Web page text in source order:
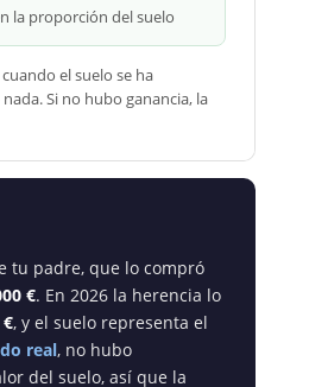
la proporción del suelo
cuando el suelo se ha
Si no hubo ganancia, la
tu padre, que lo compró
€. En 2026 la herencia lo
, y el suelo representa el
real, no hubo
del suelo, así que la